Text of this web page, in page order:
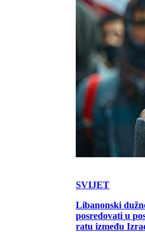
SVIJET
Libanonski
posredovati u
ratu između